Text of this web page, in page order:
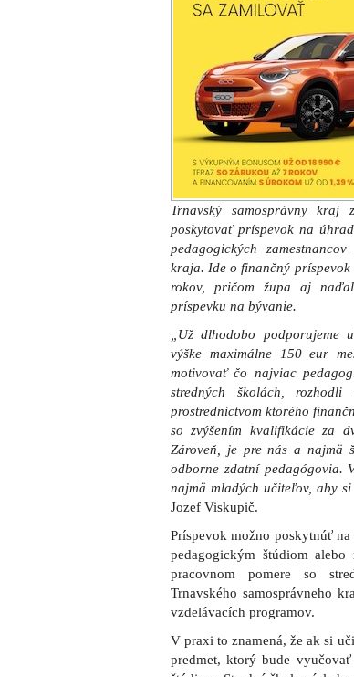
Trnavský samosprávny kraj
poskytovať príspevok na
pedagogických
kraja. Ide o finančný príspevok
rokov, pričom župa aj
príspevku na bývanie.
„Už dlhodobo podporujeme
výške maximálne 150 eur
motivovať čo najviac
stredných školách,
prostredníctvom ktorého
so zvýšením kvalifikácie za
Zároveň, je pre nás a najmä
odborne zdatní pedagógovia.
najmä mladých učiteľov, aby
Jozef Viskupič.
Príspevok možno poskytnúť
pedagogickým štúdiom
pracovnom pomere so
Trnavského samosprávneho
vzdelávacích programov.
V praxi to znamená, že ak si
predmet, ktorý bude